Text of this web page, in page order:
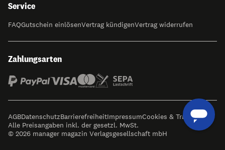
Service
FAQGutschein einlösenVertrag kündigenVertrag widerrufen
Zahlungsarten
AGBDatenschutzBarrierefreiheitImpressumCookies & Tracking
Alle Preisangaben inkl. der gesetzl. MwSt.
© 2026 manager magazin Verlagsgesellschaft mbH